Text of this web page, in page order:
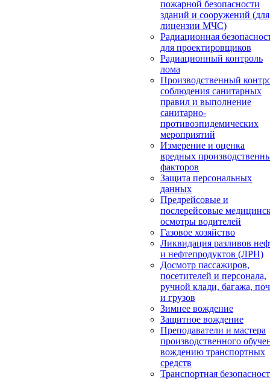
пожарной безопасности
зданий и сооружений (для
лицензии МЧС)
Радиационная
для проектировщиков
Радиационный контроль
лома
Производственный
соблюдения санитарных
правил и выполнение
санитарно-
противоэпидемических
мероприятий
Измерение и оценка
вредных
факторов
Защита персональных
данных
Предрейсовые и
послерейсовые
осмотры водителей
Газовое хозяйство
Ликвидация разливов
и нефтепродуктов (ЛРН)
Досмотр пассажиров,
посетителей и персонала,
ручной клади, багажа,
и грузов
Зимнее вождение
Защитное вождение
Преподаватели и мастера
производственного
вождению транспортных
средств
Транспортная